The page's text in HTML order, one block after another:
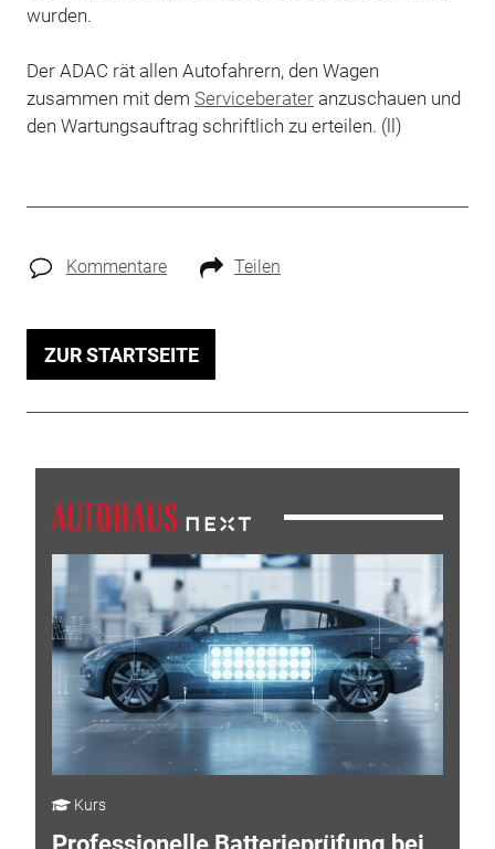
wurden.
Der ADAC rät allen Autofahrern, den Wagen
zusammen mit dem Serviceberateranzuschauen und
den Wartungsauftrag schriftlich zu erteilen. (ll)
Kommentare Teilen
ZUR STARTSEITE
Kurs